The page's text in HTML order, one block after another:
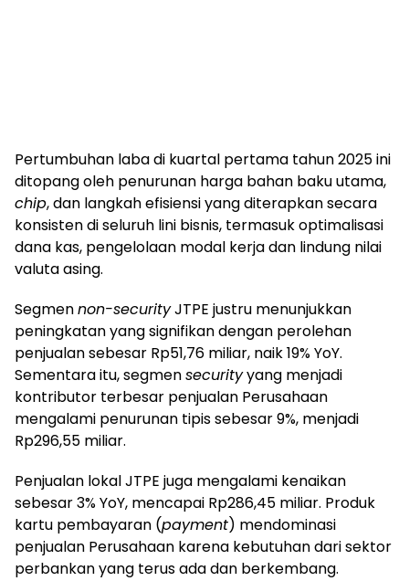
Pertumbuhan laba di kuartal pertama tahun 2025 ini
ditopang oleh penurunan harga bahan baku utama,
chip, dan langkah efisiensi yang diterapkan secara
konsisten di seluruh lini bisnis, termasuk optimalisasi
dana kas, pengelolaan modal kerja dan lindung nilai
valuta asing.
Segmennon-securityJTPE justru menunjukkan
peningkatan yang signifikan dengan perolehan
penjualan sebesar Rp51,76 miliar, naik 19% YoY.
Sementara itu, segmensecurityyang menjadi
kontributor terbesar penjualan Perusahaan
mengalami penurunan tipis sebesar 9%, menjadi
Rp296,55 miliar.
Penjualan lokal JTPE juga mengalami kenaikan
sebesar 3% YoY, mencapai Rp286,45 miliar. Produk
kartu pembayaran (payment) mendominasi
penjualan Perusahaan karena kebutuhan dari sektor
perbankan yang terus ada dan berkembang.